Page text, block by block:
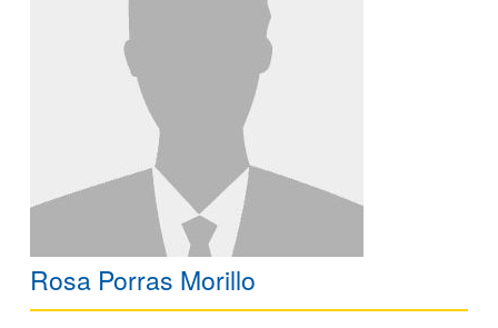
Rosa Porras Morillo